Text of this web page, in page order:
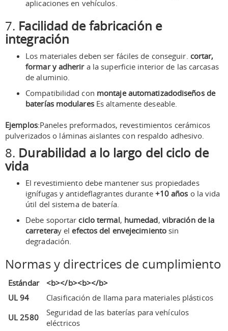
aplicaciones en vehículos.
7. Facilidad de fabricación e
integración
Los materiales deben ser fáciles de conseguir. cortar,
formar y adherira la superficie interior de las carcasas
de aluminio.
Compatibilidad con montaje automatizadodiseños de
baterías modularesEs altamente deseable.
Ejemplos:Paneles preformados, revestimientos cerámicos
pulverizados o láminas aislantes con respaldo adhesivo.
8. Durabilidad a lo largo del ciclo de
vida
El revestimiento debe mantener sus propiedades
ignífugas y antideflagrantes durante +10 años o la vida
útil del sistema de batería.
Debe soportarciclo termal, humedad, vibración de la
carreteray elefectos del envejecimiento sin
degradación.
Normas y directrices de cumplimiento
Estándar
<b></b><b></b>
UL 94
Clasificación de llama para materiales plásticos
UL 2580
Seguridad de las baterías para vehículos
eléctricos